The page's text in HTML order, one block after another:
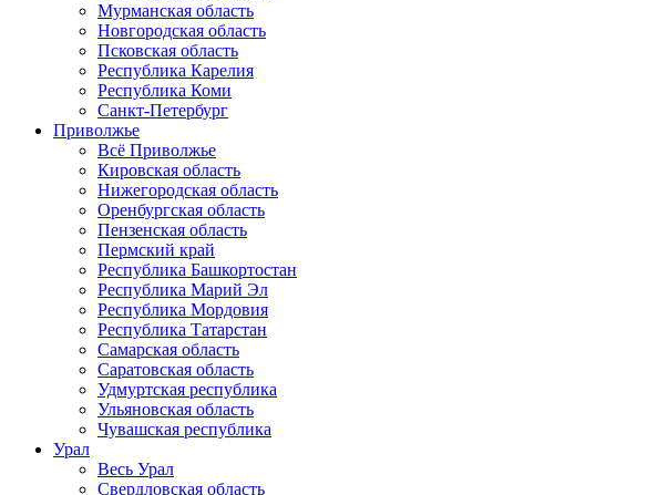
Мурманская область
Новгородская область
Псковская область
Республика Карелия
Республика Коми
Санкт-Петербург
Приволжье
Всё Приволжье
Кировская область
Нижегородская область
Оренбургская область
Пензенская область
Пермский край
Республика Башкортостан
Республика Марий Эл
Республика Мордовия
Республика Татарстан
Самарская область
Саратовская область
Удмуртская республика
Ульяновская область
Чувашская республика
Урал
Весь Урал
Свердловская область